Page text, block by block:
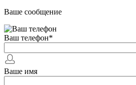
Ваше сообщение
Ваш телефон*
Ваше имя